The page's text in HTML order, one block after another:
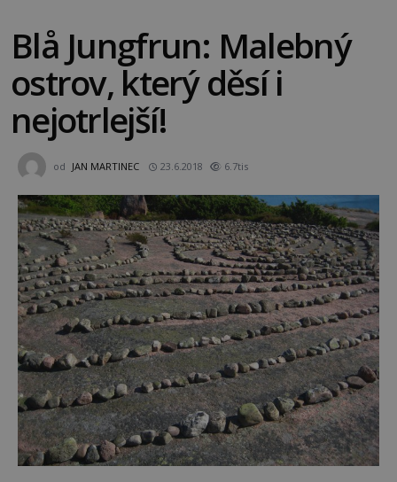
Blå Jungfrun: Malebný
ostrov, který děsí i
nejotrlejší!
od JAN MARTINEC 23.6.2018 6.7tis